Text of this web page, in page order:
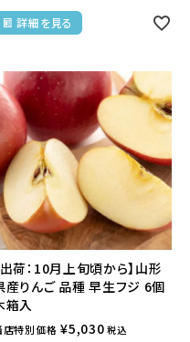
詳細を見る
出荷：10月上旬頃から】山形
産りんご 品種 早生フジ 6個
箱入
店特別価格 ¥5,030 税込